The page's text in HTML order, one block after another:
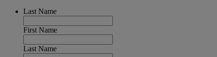
Last Name
First Name
Last Name